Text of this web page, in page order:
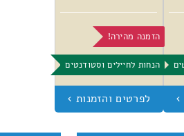
הזמנה מהירה!
הנחות לחיילים וסטודנטים